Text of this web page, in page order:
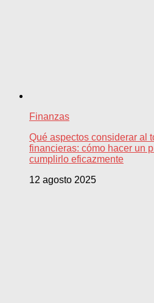
Finanzas
Qué aspectos considerar al
financieras: cómo hacer un
cumplirlo eficazmente
12 agosto 2025